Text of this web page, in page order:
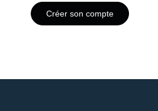
Créer son compte